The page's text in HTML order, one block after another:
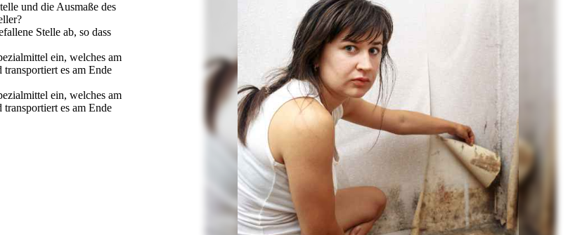
und die Ausmaße des
Stelle ab, so dass
ein, welches am
es am Ende
ein, welches am
es am Ende